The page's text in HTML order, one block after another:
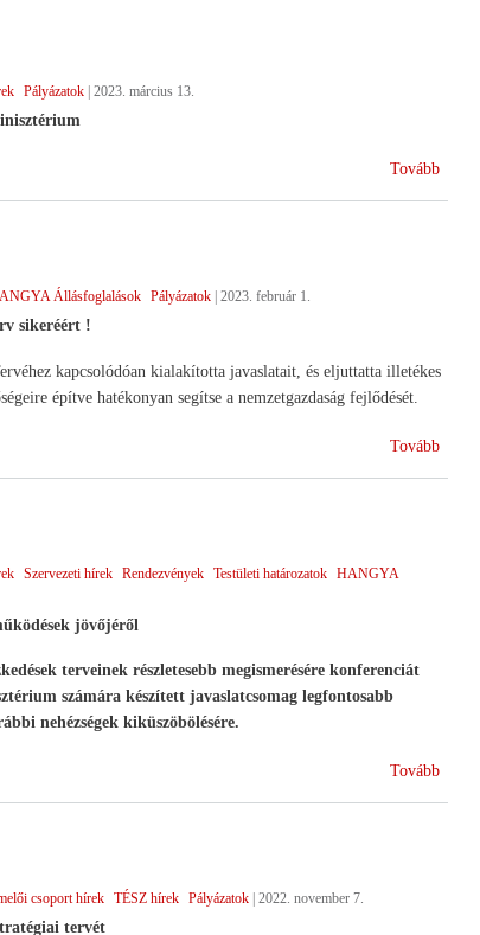
Pályázatok 2023. március 13.
Tovább
Állásfoglalások Pályázatok 2023. február 1.
sikeréért !
kapcsolódóan kialakította javaslatait, és eljuttatta illetékes
építve hatékonyan segítse a nemzetgazdaság fejlődését.
Tovább
Szervezeti hírek Rendezvények Testületi határozatok
HANGYA
jövőjéről
terveinek részletesebb megismerésére konferenciát
számára készített javaslatcsomag legfontosabb
nehézségek kiküszöbölésére.
Tovább
csoport hírek TÉSZ hírek Pályázatok 2022. november 7.
tervét